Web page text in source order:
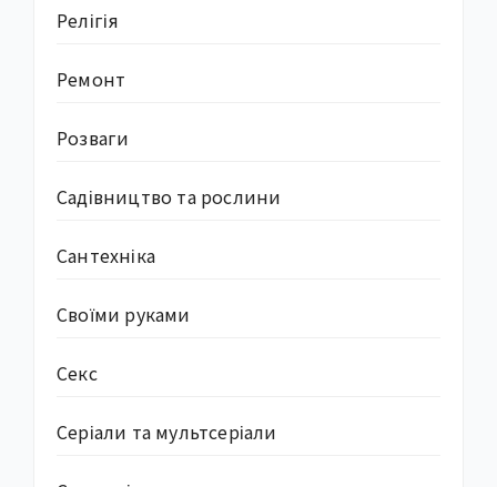
Релігія
Ремонт
Розваги
Садівництво та рослини
Сантехніка
Своїми руками
Секс
Серіали та мультсеріали